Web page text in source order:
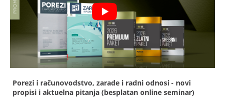
Porezi i računovodstvo, zarade i radni odnosi - novi
propisi i aktuelna pitanja (besplatan online seminar)